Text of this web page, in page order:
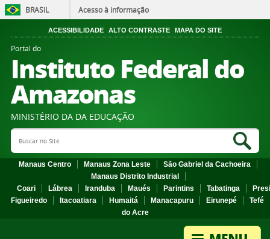
BRASIL Acesso à informação
ACESSIBILIDADE ALTO CONTRASTE MAPA DO SITE
Portal do
Instituto Federal do
Amazonas
MINISTÉRIO DA DA EDUCAÇÃO
Search Site
Manaus Centro Manaus Zona Leste
São Gabriel da Cachoeira
Manaus Distrito Industrial
Coari
Lábrea Iranduba Maués Parintins Tabatinga
Figueiredo
Itacoatiara Humaitá Manacapuru Eirunepé
Tefé
do Acre